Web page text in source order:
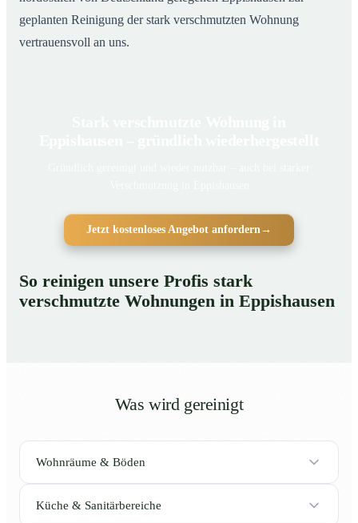
geplanten Reinigung der stark verschmutzten Wohnung
vertrauensvoll an uns.
Jetzt kostenloses Angebot anfordern→
So reinigen unsere Profis stark
verschmutzte Wohnungen in Eppishausen
Was wird gereinigt
Wohnräume & Böden
Küche & Sanitärbereiche